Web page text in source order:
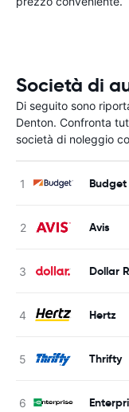
Società di
Di seguito sono
Denton. Confronta
società di noleggio
Budget
Avis
Dollar
Hertz
Thrifty